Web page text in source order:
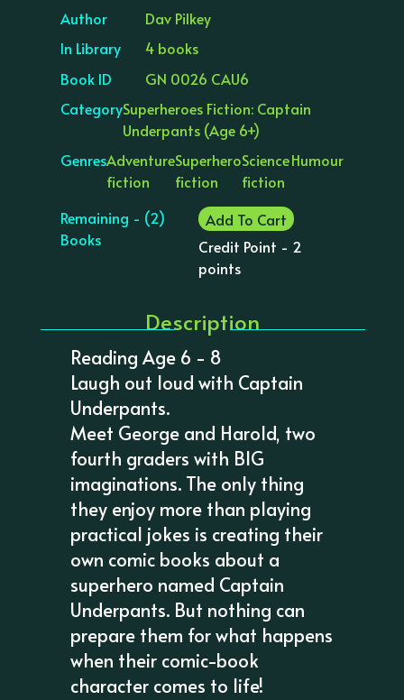
Author
Dav Pilkey
In Library
4 books
Book ID
GN 0026 CAU6
CategorySuperheroes Fiction: Captain
Underpants (Age 6+)
GenresAdventure
fiction
Superhero
fiction
Science
fiction
Humour
Remaining - (2)
Books
Add To Cart
Credit Point - 2
points
Description
Reading Age 6 - 8
Laugh out loud with Captain
Underpants.
Meet George and Harold, two
fourth graders with BIG
imaginations. The only thing
they enjoy more than playing
practical jokes is creating their
own comic books about a
superhero named Captain
Underpants. But nothing can
prepare them for what happens
when their comic-book
character comes to life!